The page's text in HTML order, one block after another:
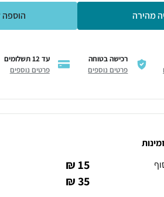
מהירה הוספה
רכישה בטוחה
פרטים נוספים
עד 12 תשלומים
פרטים נוספים
15 ₪
35 ₪